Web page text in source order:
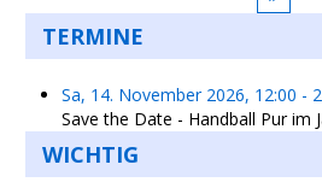
TERMINE
Sa, 14. November 2026, 12:00 -
Save the Date - Handball Pur im
WICHTIG